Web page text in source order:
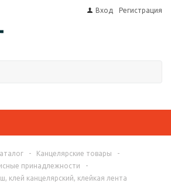
Вход Регистрация
- Канцелярские товары
-
принадлежности
-
клей канцелярский, клейкая лента